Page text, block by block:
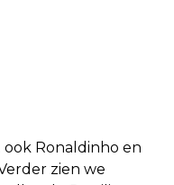
ook Ronaldinho en
zien we